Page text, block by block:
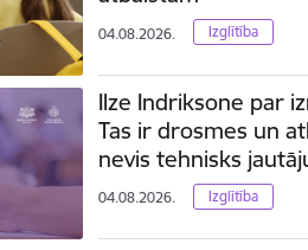
04.08.2026. Izglītība
Ilze Indriksone par
Tas ir drosmes un
nevis tehnisks
04.08.2026. Izglītība